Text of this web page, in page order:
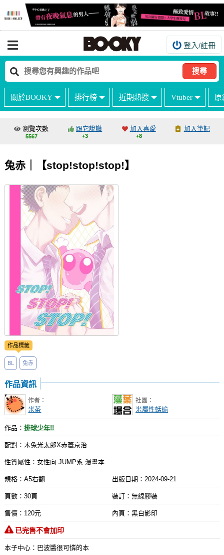
登入/註冊
搜尋
關於BOOKY 排行榜 近期熱搜 Vtuber 原
我的訂單
如何購買
海外購買說明
如何委託販售
客服中心
台灣同人誌中心
社團管理中心
登入BOOKY委託管理
瀏覽次數
5567
跟它說讚
+3
加入喜愛
+8
加入筆記
兔赤｜【stop!stop!stop!】
作品標籤
BL 兔赤
作品資訊
作者：
米茶
社團：
米屬性蛞蝓
作品：排球少年!!
配對：木兔光太郎X赤葦京治
性質屬性：女性向 JUMP系 漫畫本
規格：A5右翻 出版日期： 2024-09-21
頁數：30頁 裝訂：無線膠裝
售價：120元 內頁：黑白影印
已完售不會加印
本子中心：巴波醬很可憐的本